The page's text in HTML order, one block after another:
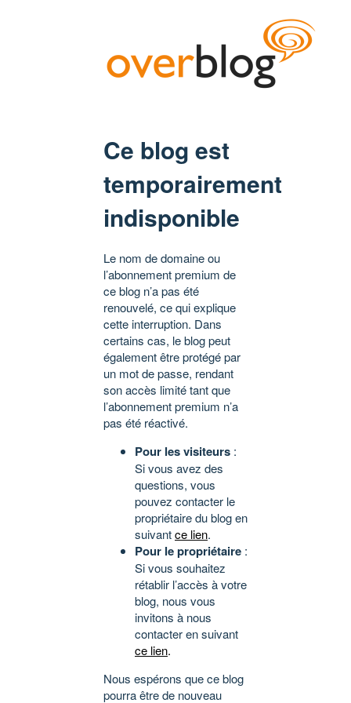
Ce blog est
temporairement
indisponible
Le nom de domaine ou
l’abonnement premium de
ce blog n’a pas été
renouvelé, ce qui explique
cette interruption. Dans
certains cas, le blog peut
également être protégé par
un mot de passe, rendant
son accès limité tant que
l’abonnement premium n’a
pas été réactivé.
Pour les visiteurs :
Si vous avez des
questions, vous
pouvez contacter le
propriétaire du blog en
suivantce lien.
Pour le propriétaire :
Si vous souhaitez
rétablir l’accès à votre
blog, nous vous
invitons à nous
contacter en suivant
ce lien.
Nous espérons que ce blog
pourra être de nouveau